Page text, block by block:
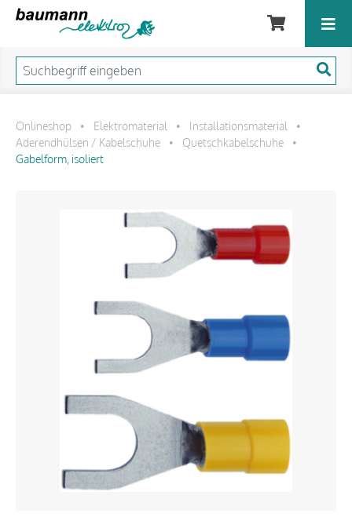
Onlineshop • Elektromaterial • Installationsmaterial
•
Aderendhülsen / Kabelschuhe
• Quetschkabelschuhe
•
Gabelform, isoliert